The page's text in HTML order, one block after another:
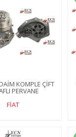
KOMPLE ÇİFT
PERVANE
FİAT